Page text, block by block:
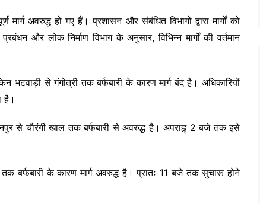
अवरुद्ध हो गए हैं। प्रशासन और संबंधित विभागों द्वारा मार्गों को
और लोक निर्माण विभाग के अनुसार, विभिन्न मार्गों की वर्तमान
भटवाड़ी से गंगोत्री तक बर्फबारी के कारण मार्ग बंद है। अधिकारियों
है।
से चौरंगी खाल तक बर्फबारी से अवरुद्ध है। अपराह्न् 2 बजे तक इसे
तक बर्फबारी के कारण मार्ग अवरुद्ध है। प्रातः 11 बजे तक सुचारू होने